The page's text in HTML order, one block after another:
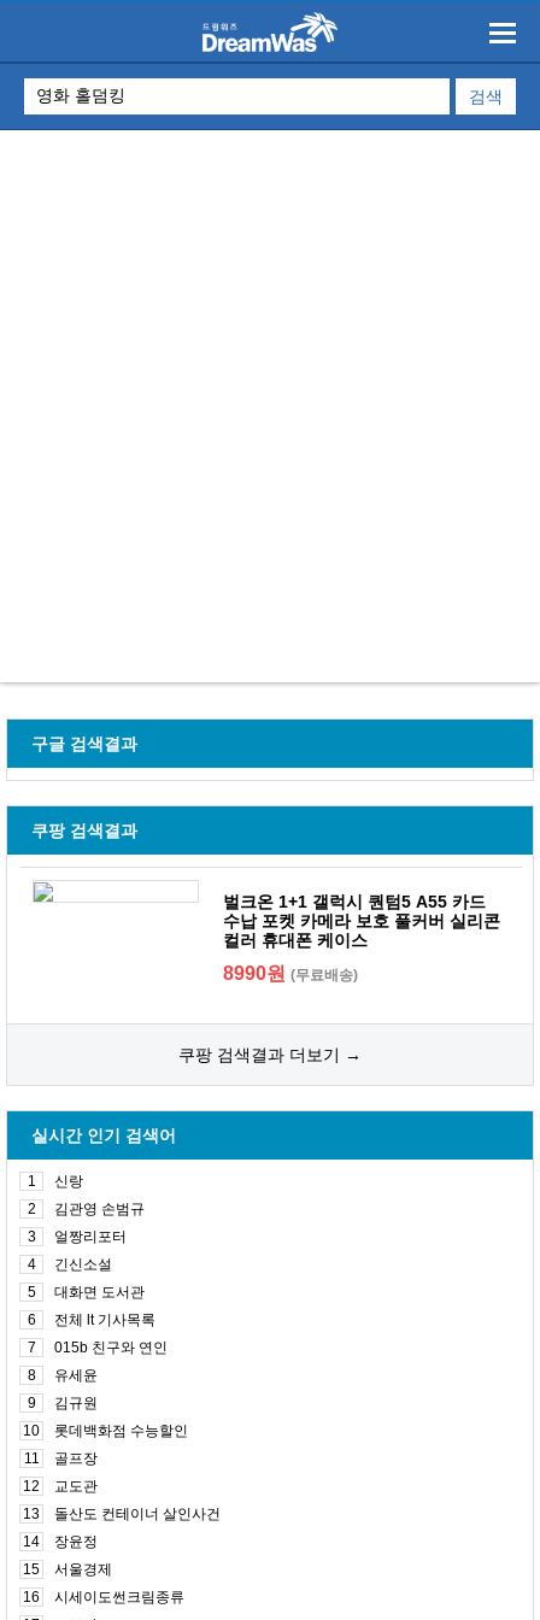
구글 검색결과
쿠팡 검색결과
벌크온 1+1 갤럭시 퀀텀5 A55 카드
수납 포켓 카메라 보호 풀커버 실리콘
컬러 휴대폰 케이스
8990원(무료배송)
쿠팡 검색결과 더보기 →
실시간 인기 검색어
1
신랑
2
김관영 손범규
3
얼짱리포터
4
긴신소설
5
대화면 도서관
6
전체 lt 기사목록
7
015b 친구와 연인
8
유세윤
9
김규원
10
롯데백화점 수능할인
11
골프장
12
교도관
13
돌산도 컨테이너 살인사건
14
장윤정
15
서울경제
16
시세이도썬크림종류